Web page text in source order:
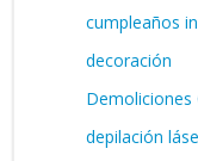
cumpleaños
decoración
Demoliciones
depilación